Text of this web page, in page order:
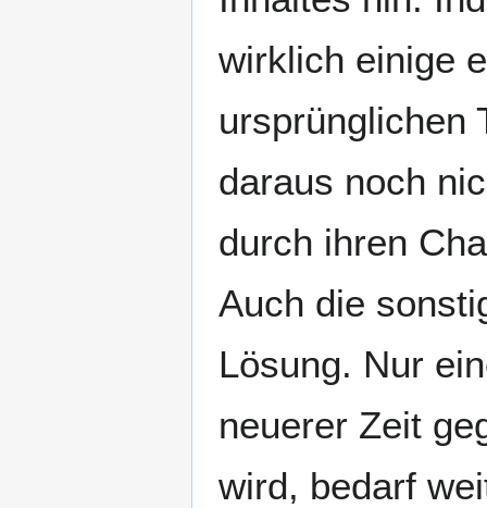
wirklich einige
ursprünglichen
daraus noch
durch ihren
Auch die
Lösung. Nur
neuerer Zeit
wird, bedarf